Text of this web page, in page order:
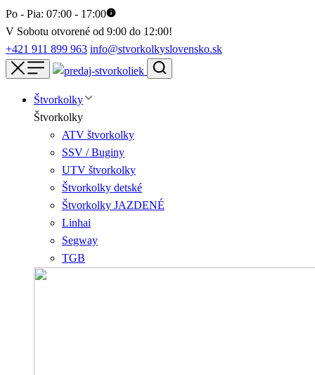
Po - Pia: 07:00 - 17:00
V Sobotu otvorené od 9:00 do 12:00!
+421 911 899 963 info@stvorkolkyslovensko.sk
Štvorkolky
Štvorkolky
ATV štvorkolky
SSV / Buginy
UTV štvorkolky
Štvorkolky detské
Štvorkolky JAZDENÉ
Linhai
Segway
TGB